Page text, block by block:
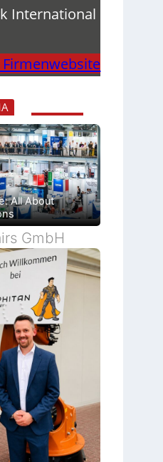
International
All About
GmbH